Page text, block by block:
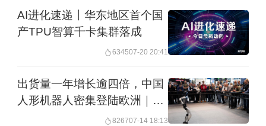
其中，工业机器人应用覆盖国民经济60
个行业大类、168个行业中类。
来，中国机器人密度从2015年49个单位
上升到2020年246个单位，排名从第25
AI进化速递丨华东地区首个国
产TPU智算千卡集群落成
634507-20 20:41
出货量一年增长逾四倍，中国
人形机器人密集登陆欧洲｜问
826707-14 18:13